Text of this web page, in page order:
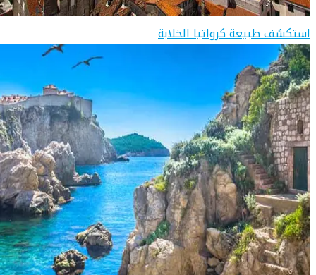
استكشف طبيعة كرواتيا الخلابة